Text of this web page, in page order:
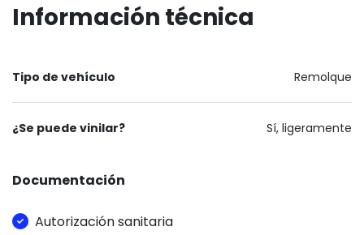
Información técnica
Tipo de vehículo Remolque
¿Se puede vinilar? Sí, ligeramente
Documentación
Autorización sanitaria